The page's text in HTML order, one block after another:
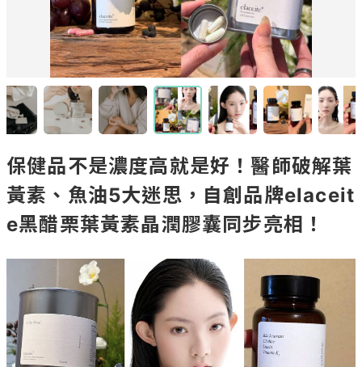
保健品不是濃度高就是好！醫師破解葉
黃素、魚油5大迷思，自創品牌elaceit
e黑醋栗葉黃素晶潤膠囊同步亮相！